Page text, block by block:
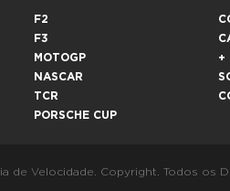
F2
F3
MOTOGP
NASCAR
TCR
PORSCHE CUP
+
de Velocidade. Copyright. Todos os